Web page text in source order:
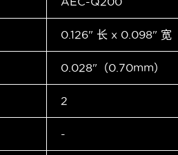
0.126" 长 x 0.098" 宽
0.028"（0.70mm）
2
-